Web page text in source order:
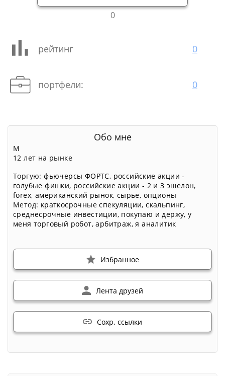
0
рейтинг 0
портфели: 0
Обо мне
М
12 лет на рынке
Торгую:фьючерсы ФОРТС, российские акции -
голубые фишки, российские акции - 2 и 3 эшелон,
forex, американский рынок, сырье, опционы
Метод: краткосрочные спекуляции,скальпинг,
среднесрочные инвестиции, покупаю и держу,у
меня торговый робот,арбитраж,я аналитик
Избранное
Лента друзей
Сохр. ссылки